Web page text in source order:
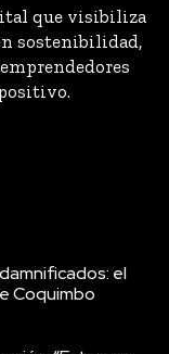
que visibiliza
sostenibilidad,
el
Coquimbo